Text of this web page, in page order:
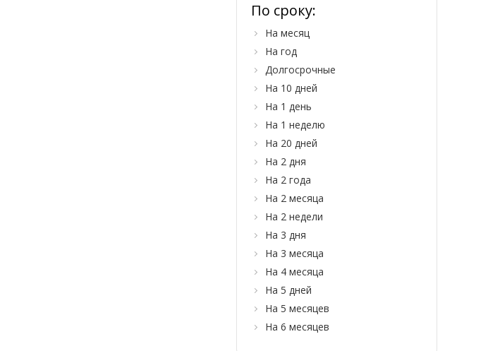
По сроку:
На месяц
На год
Долгосрочные
На 10 дней
На 1 день
На 1 неделю
На 20 дней
На 2 дня
На 2 года
На 2 месяца
На 2 недели
На 3 дня
На 3 месяца
На 4 месяца
На 5 дней
На 5 месяцев
На 6 месяцев